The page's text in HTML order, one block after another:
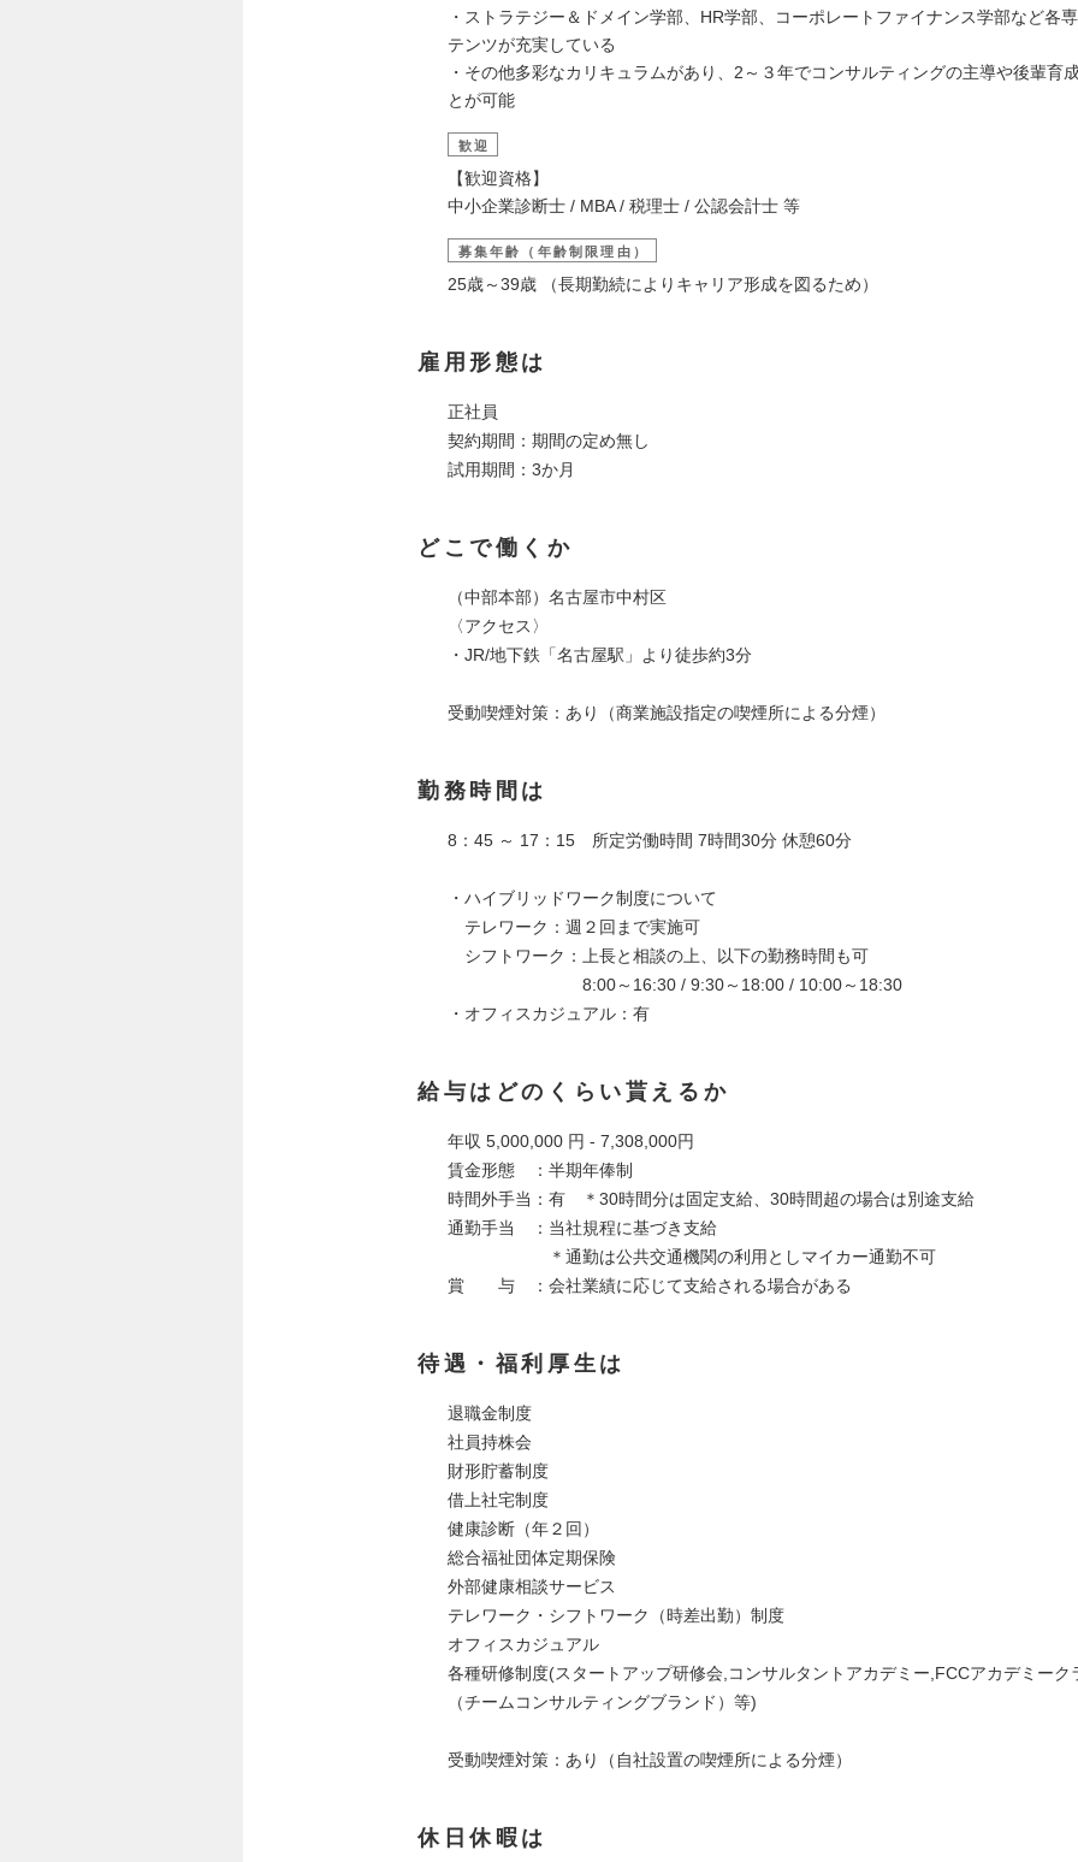
・ストラテジー＆ドメイン学部、HR学部、コーポレートファイナンス学部など各
テンツが充実している
・その他多彩なカリキュラムがあり、2～３年でコンサルティングの主導や後輩育
とが可能
歓迎
【歓迎資格】
中小企業診断士 / MBA / 税理士 / 公認会計士 等
募集年齢（年齢制限理由）
25歳～39歳 （長期勤続によりキャリア形成を図るため）
雇用形態は
正社員
契約期間：期間の定め無し
試用期間：3か月
どこで働くか
（中部本部）名古屋市中村区
〈アクセス〉
・JR/地下鉄「名古屋駅」より徒歩約3分
受動喫煙対策：あり（商業施設指定の喫煙所による分煙）
勤務時間は
8：45 ～ 17：15 所定労働時間 7時間30分 休憩60分
・ハイブリッドワーク制度について
テレワーク：週２回まで実施可
シフトワーク：上長と相談の上、以下の勤務時間も可
8:00～16:30 / 9:30～18:00 / 10:00～18:30
・オフィスカジュアル：有
給与はどのくらい貰えるか
年収 5,000,000 円 - 7,308,000円
賃金形態 ：半期年俸制
時間外手当：有 ＊30時間分は固定支給、30時間超の場合は別途支給
通勤手当 ：当社規程に基づき支給
＊通勤は公共交通機関の利用としマイカー通勤不可
賞 与 ：会社業績に応じて支給される場合がある
待遇・福利厚生は
退職金制度
社員持株会
財形貯蓄制度
借上社宅制度
健康診断（年２回）
総合福祉団体定期保険
外部健康相談サービス
テレワーク・シフトワーク（時差出勤）制度
オフィスカジュアル
各種研修制度(スタートアップ研修会,コンサルタントアカデミー,FCCアカデミーク
（チームコンサルティングブランド）等)
受動喫煙対策：あり（自社設置の喫煙所による分煙）
休日休暇は